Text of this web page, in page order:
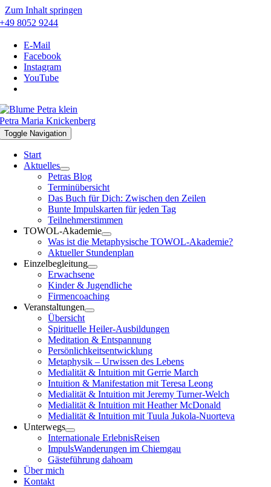
Zum Inhalt springen
+49 8052 9244
E-Mail
Facebook
Instagram
YouTube
Petra Maria Knickenberg
Toggle Navigation
Start
Aktuelles
Petras Blog
Terminübersicht
Das Buch für Dich: Zwischen den Zeilen
Bunte Impulskarten für jeden Tag
Teilnehmerstimmen
TOWOL-Akademie
Was ist die Metaphysische TOWOL-Akademie?
Aktueller Stundenplan
Einzelbegleitung
Erwachsene
Kinder & Jugendliche
Firmencoaching
Veranstaltungen
Übersicht
Spirituelle Heiler-Ausbildungen
Meditation & Entspannung
Persönlichkeitsentwicklung
Metaphysik – Urwissen des Lebens
Medialität & Intuition mit Gerrie March
Intuition & Manifestation mit Teresa Leong
Medialität & Intuition mit Jeremy Turner-Welch
Medialität & Intuition mit Heather McDonald
Medialität & Intuition mit Tuula Jukola-Nuorteva
Unterwegs
Internationale ErlebnisReisen
ImpulsWanderungen im Chiemgau
Gästeführung dahoam
Über mich
Kontakt